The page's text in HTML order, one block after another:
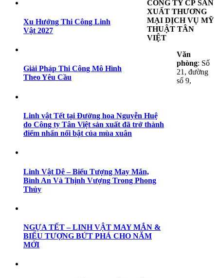
Xu Hướng Thi Công Linh
Vật 2027
Giải Pháp Thi Công Mô Hình
Theo Yêu Cầu
Linh vật Tết tại Đường hoa Nguyễn Huệ
do Công ty Tân Việt sản xuất đã trở thành
điểm nhấn nổi bật của mùa xuân
Linh Vật Dê – Biểu Tượng May Mắn,
Bình An Và Thịnh Vượng Trong Phong
Thủy
NGỰA TẾT – LINH VẬT MAY MẮN &
BIỂU TƯỢNG BỨT PHÁ CHO NĂM
MỚI
CÔNG TY CP SẢN
XUẤT THƯƠNG
MẠI DỊCH VỤ MỸ
THUẬT TÂN
VIỆT
Văn
phòng: Số
21, đường
số 9,